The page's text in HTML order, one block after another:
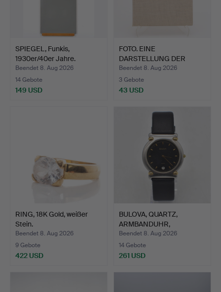
SPIEGEL, Funkis,
1930er/40er Jahre.
Beendet 8. Aug 2026
14 Gebote
149 USD
FOTO. EINE
DARSTELLUNG DER
REPUBLIKEN DER …
Beendet 8. Aug 2026
3 Gebote
43 USD
RING, 18K Gold, weißer
Stein.
Beendet 8. Aug 2026
9 Gebote
422 USD
BULOVA, QUARTZ,
ARMBANDUHR,
GEBÜRSTETER ED…
Beendet 8. Aug 2026
14 Gebote
261 USD